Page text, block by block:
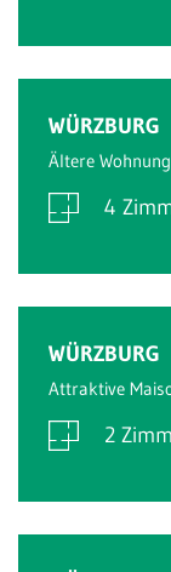
WÜRZBURG
Ältere
4
WÜRZBURG
Attraktive
2